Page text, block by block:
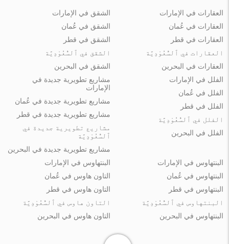
العقارات في الإمارات
العقارات في عُمان
العقارات في قطر
العقارات في ٱلسُّعُوْدِيَّة
العقارات في البحرين
الشقق في الإمارات
الشقق في عُمان
الشقق في قطر
الشقق في ٱلسُّعُوْدِيَّة
الشقق في البحرين
الفلل في الإمارات
الفلل في عُمان
الفلل في قطر
الفلل في ٱلسُّعُوْدِيَّة
الفلل في البحرين
مشاريع تطويرية جديدة في
الإمارات
مشاريع تطويرية جديدة في عُمان
مشاريع تطويرية جديدة في قطر
مشاريع تطويرية جديدة في
ٱلسُّعُوْدِيَّة
مشاريع تطويرية جديدة في البحرين
البنتهاوس في الإمارات
البنتهاوس في عُمان
البنتهاوس في قطر
البنتهاوس في ٱلسُّعُوْدِيَّة
البنتهاوس في البحرين
البنتهاوس في الإمارات
التاون هاوس في عُمان
التاون هاوس في قطر
التاون هاوس في ٱلسُّعُوْدِيَّة
التاون هاوس في البحرين